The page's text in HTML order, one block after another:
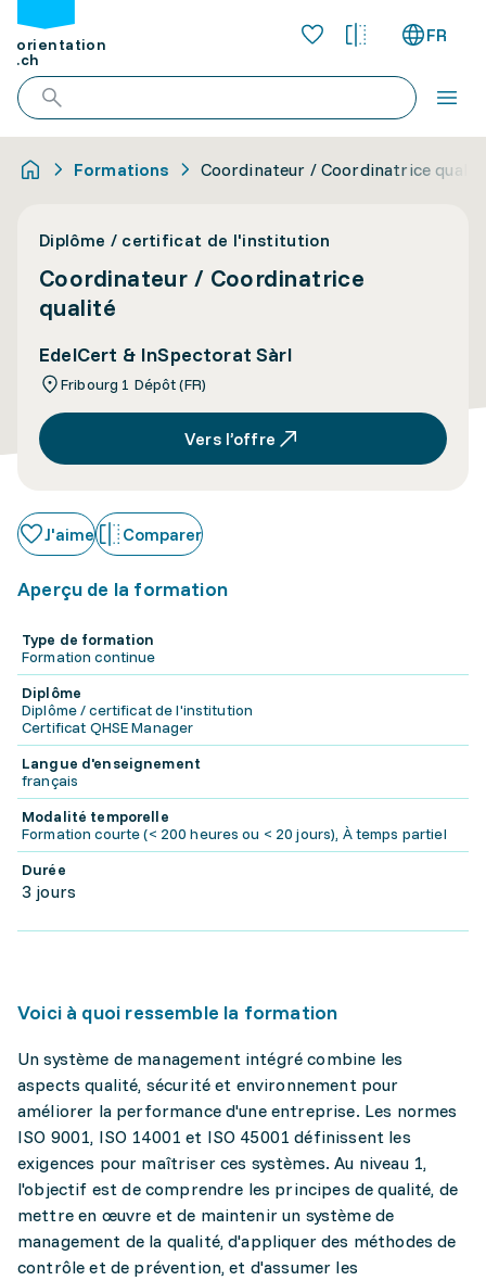
orientation
.ch
FR
Formations Coordinateur / Coordinatrice
Diplôme / certificat de l'institution
Coordinateur / Coordinatrice
qualité
EdelCert & InSpectorat Sàrl
Fribourg 1 Dépôt (FR)
Vers l’offre
J'aime Comparer
Aperçu de la formation
Type de formation
Formation continue
Diplôme
Diplôme / certificat de l'institution
Certificat QHSE Manager
Langue d'enseignement
français
Modalité temporelle
Formation courte (< 200 heures ou < 20 jours), À temps partiel
Durée
3 jours
Voici à quoi ressemble la formation
Un système de management intégré combine les
aspects qualité, sécurité et environnement pour
améliorer la performance d'une entreprise. Les normes
ISO 9001, ISO 14001 et ISO 45001 définissent les
exigences pour maîtriser ces systèmes. Au niveau 1,
l'objectif est de comprendre les principes de qualité, de
mettre en œuvre et de maintenir un système de
management de la qualité, d'appliquer des méthodes de
contrôle et de prévention, et d'assumer les